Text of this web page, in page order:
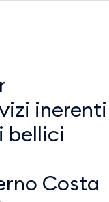
inerenti
bellici
Costa